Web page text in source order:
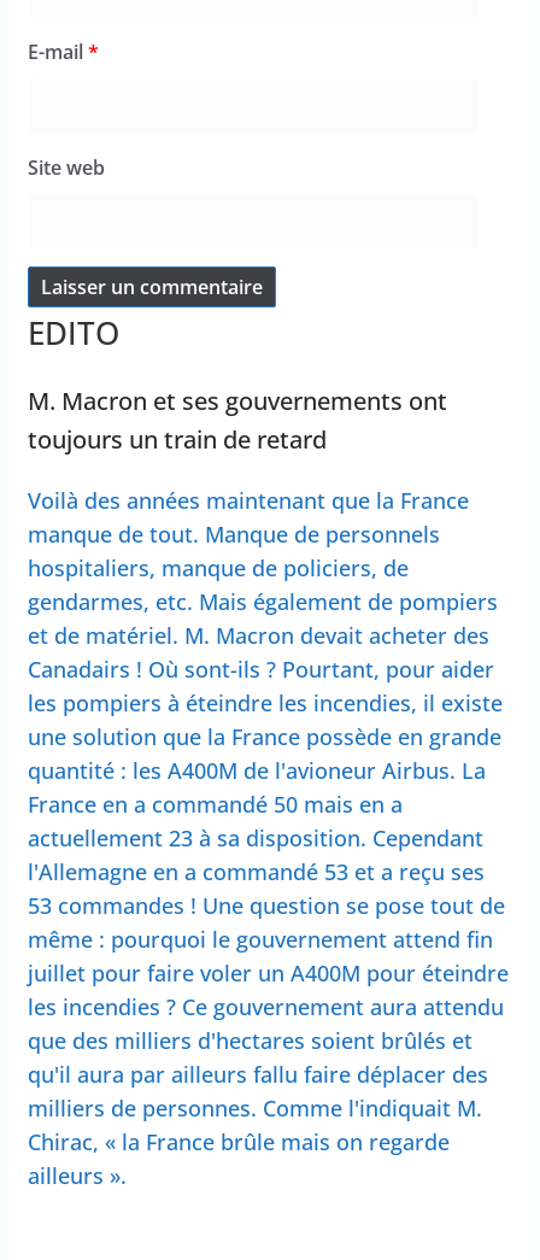
E-mail*
Site web
EDITO
M. Macron et ses gouvernements ont
toujours un train de retard
Voilà des années maintenant que la France
manque de tout. Manque de personnels
hospitaliers, manque de policiers, de
gendarmes, etc. Mais également de pompiers
et de matériel. M. Macron devait acheter des
Canadairs ! Où sont-ils ? Pourtant, pour aider
les pompiers à éteindre les incendies, il existe
une solution que la France possède en grande
quantité : les A400M de l'avioneur Airbus. La
France en a commandé 50 mais en a
actuellement 23 à sa disposition. Cependant
l'Allemagne en a commandé 53 et a reçu ses
53 commandes ! Une question se pose tout de
même : pourquoi le gouvernement attend fin
juillet pour faire voler un A400M pour éteindre
les incendies ? Ce gouvernement aura attendu
que des milliers d'hectares soient brûlés et
qu'il aura par ailleurs fallu faire déplacer des
milliers de personnes. Comme l'indiquait M.
Chirac, « la France brûle mais on regarde
ailleurs ».